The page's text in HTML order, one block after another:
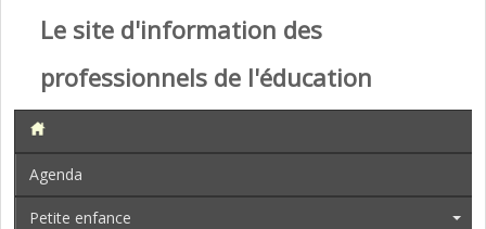
Le site d'information des
professionnels de l'éducation
Agenda
Petite enfance